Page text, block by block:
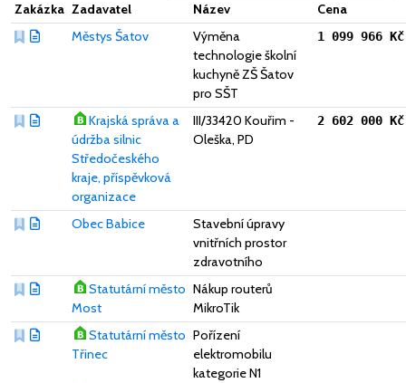
Zakázka Zadavatel Název
Cena
Městys Šatov
Výměna
technologie školní
kuchyně ZŠ Šatov
pro SŠT
1 099 966 Kč
Krajská správa a
údržba silnic
Středočeského
kraje, příspěvková
organizace
III/33420 Kouřim -
Oleška, PD
2 602 000 Kč
Obec Babice
Stavební úpravy
vnitřních prostor
zdravotního
Statutární město
Most
Nákup routerů
MikroTik
Statutární město
Třinec
Pořízení
elektromobilu
kategorie N1